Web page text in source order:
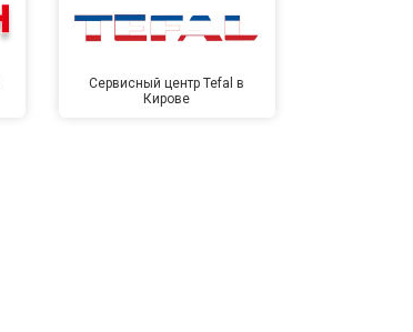
Сервисный центр Tefal в
Кирове